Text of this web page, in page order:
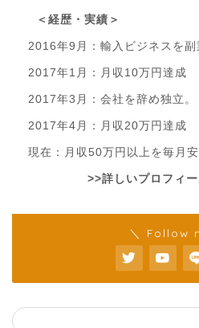
＜経歴・実績＞
2016年9月：輸入ビジネスを副
2017年1月：月収10万円達成
2017年3月：会社を辞め独立。
2017年4月：月収20万円達成
現在：月収50万円以上を毎月
>>詳しいプロフィ
＼ Follow